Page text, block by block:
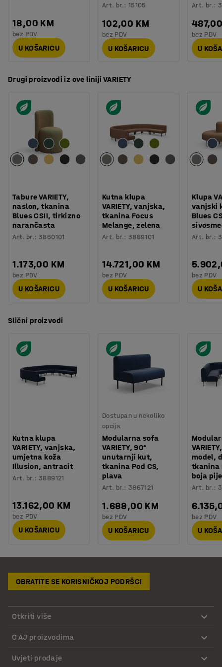
18,00 KM
bez PDV
U KOŠARICU
Art. br.: 15105
102,00 KM
bez PDV
U KOŠARICU
Art. br.:
bez PDV
U
Drugi proizvodi iz ove liniji VARIETY
Tabure VARIETY,
naslon, tkanina
Blues CSII, tirkizno
narančasta
Art. br.:3860101
1.173,00 KM
bez PDV
U KOŠARICU
Kutna klupa
VARIETY, vanjska,
tkanina Focus
Melange, zelena
Art. br.: 3889101
14.721,00 KM
bez PDV
U KOŠARICU
Klupa
vanjski
Blues
Art. br.:
bez PDV
U
Slični proizvodi
Kutna klupa
VARIETY, vanjska,
umjetna koža
Illusion, antracit
Art. br.:3889121
13.162,00 KM
bez PDV
U KOŠARICU
Dostupan u nekoliko
opcija
Modularna sofa
VARIETY, 90°
unutarnji kut,
tkanina Pod CS,
plava
Art. br.: 3867121
1.688,00 KM
bez PDV
U KOŠARICU
model,
tkanina
boja
Art. br.:
bez PDV
U
OBRATITE SE KORISNIČKOJ PODRŠCI
Otkriti više
O AJ proizvodima
Uvjeti prodaje